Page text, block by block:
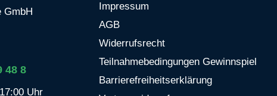
GmbH
48 8
Uhr
Impressum
AGB
Widerrufsrecht
Teilnahmebedingungen Gewinnspiel
Barrierefreiheitserklärung